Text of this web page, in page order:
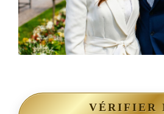
VÉRIFIER